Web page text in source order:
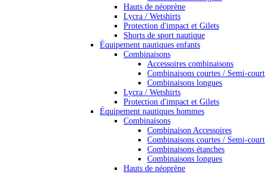
Hauts de néoprène
Lycra / Wetshirts
Protection d'impact et Gilets
Shorts de sport nautique
Équipement nautiques enfants
Combinaisons
Accessoires combinaisons
Combinaisons courtes / Semi-court
Combinaisons longues
Lycra / Wetshirts
Protection d'impact et Gilets
Équipement nautiques hommes
Combinaisons
Combinaison Accessoires
Combinaisons courtes / Semi-court
Combinaisons étanches
Combinaisons longues
Hauts de néoprène